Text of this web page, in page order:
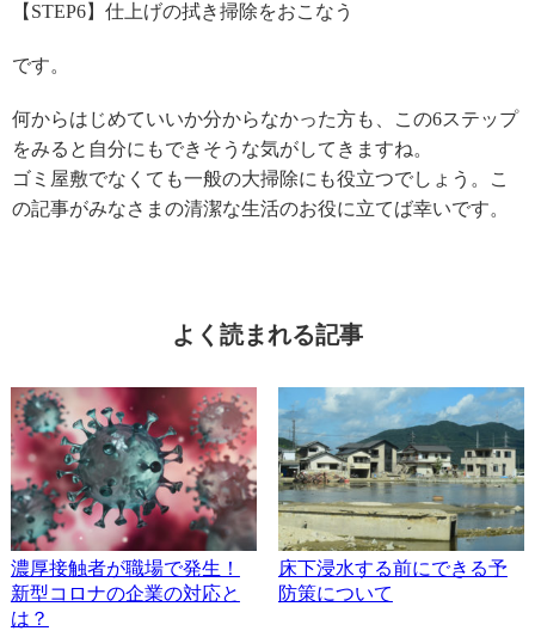
【STEP6】仕上げの拭き掃除をおこなう
です。
何からはじめていいか分からなかった方も、この6ステップ
をみると自分にもできそうな気がしてきますね。
ゴミ屋敷でなくても一般の大掃除にも役立つでしょう。こ
の記事がみなさまの清潔な生活のお役に立てば幸いです。
よく読まれる記事
濃厚接触者が職場で発生！
新型コロナの企業の対応と
は？
床下浸水する前にできる予
防策について